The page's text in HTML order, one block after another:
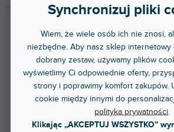
Synchronizuj pliki
Wiem, że wiele osób ich nie znosi,
niezbędne. Aby nasz sklep internetowy
dobrany zestaw, używamy plików
wyświetlimy Ci odpowiednie oferty,
strony i poprawimy komfort zakupów.
cookie między innymi do
polityka prywatności
Klikając „AKCEPTUJ WSZYSTKO”
Eighteen Auteur DT